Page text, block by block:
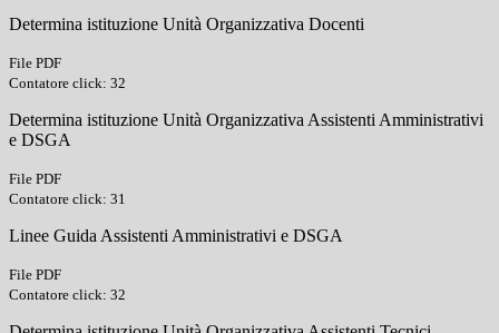
Determina istituzione Unità Organizzativa Docenti
File PDF
Contatore click: 32
Determina istituzione Unità Organizzativa Assistenti Amministrativi
e DSGA
File PDF
Contatore click: 31
Linee Guida Assistenti Amministrativi e DSGA
File PDF
Contatore click: 32